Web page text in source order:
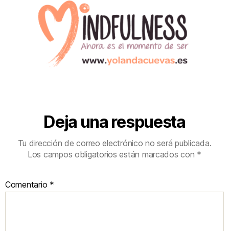
Deja una respuesta
Tu dirección de correo electrónico no será publicada.
Los campos obligatorios están marcados con *
Comentario *